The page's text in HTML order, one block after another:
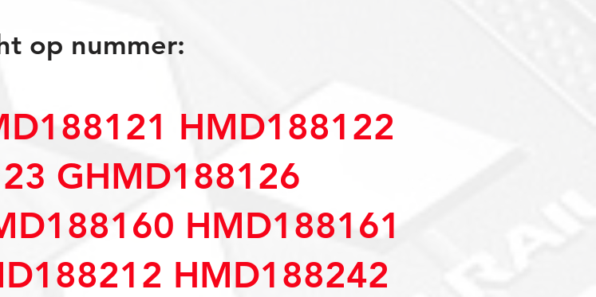
op nummer:
HMD188122
GHMD188126
HMD188161
HMD188242